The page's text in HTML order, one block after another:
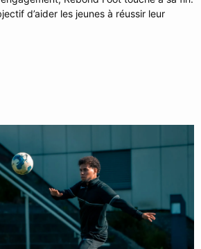
d’aider les jeunes à réussir leur